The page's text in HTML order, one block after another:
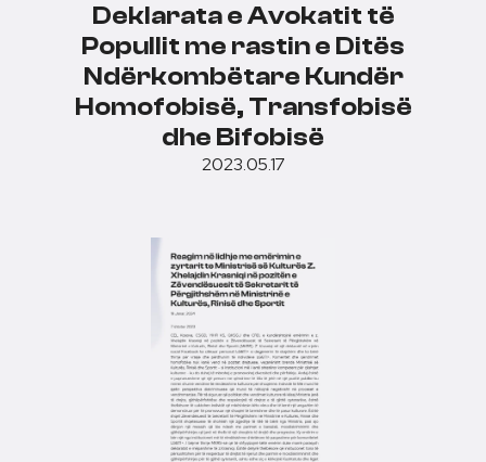
Deklarata e Avokatit të
Popullit me rastin e Ditës
Ndërkombëtare Kundër
Homofobisë, Transfobisë
dhe Bifobisë
2023.05.17